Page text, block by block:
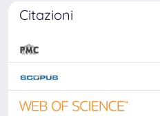
Citazioni